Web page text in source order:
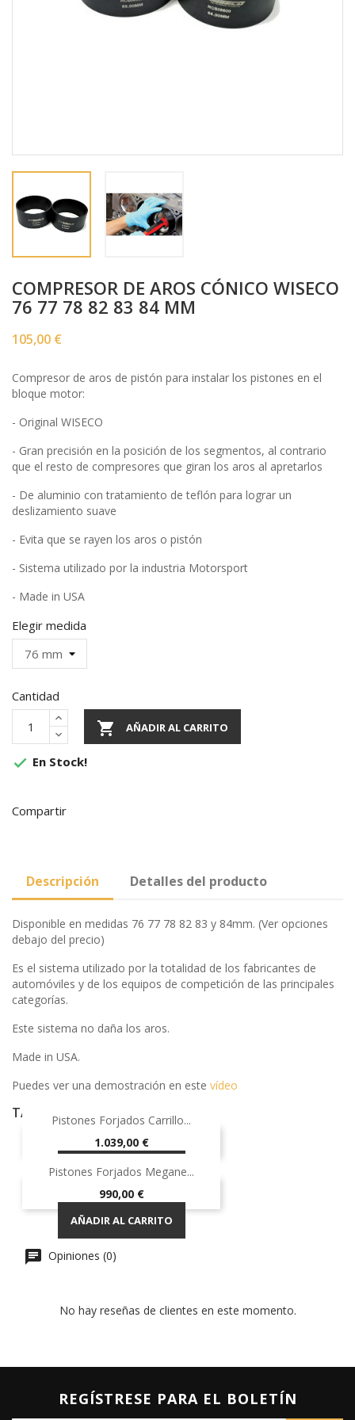
COMPRESOR DE AROS CÓNICO WISECO
76 77 78 82 83 84 MM
105,00 €
Compresor de aros de pistón para instalar los pistones en el
bloque motor:
- Original WISECO
- Gran precisión en la posición de los segmentos, al contrario
que el resto de compresores que giran los aros al apretarlos
- De aluminio con tratamiento de teflón para lograr un
deslizamiento suave
- Evita que se rayen los aros o pistón
- Sistema utilizado por la industria Motorsport
- Made in USA
Elegir medida
Cantidad
 AÑADIR AL CARRITO
 En Stock!
Compartir
Descripción Detalles del producto
Disponible en medidas 76 77 78 82 83 y 84mm. (Ver opciones
debajo del precio)
Es el sistema utilizado por la totalidad de los fabricantes de
automóviles y de los equipos de competición de las principales
categorías.
Este sistema no daña los aros.
Made in USA.
Puedes ver una demostración en este vídeo
TAMBIÉN PODRÍA INTERESARLE
Pistones Forjados Carrillo...
Precio
1.039,00 €
AÑADIR AL CARRITO
¡EN OFERTA!
Pistones Forjados Megane...
Precio
990,00 €
AÑADIR AL CARRITO
Opiniones (0)
No hay reseñas de clientes en este momento.
REGÍSTRESE PARA EL BOLETÍN